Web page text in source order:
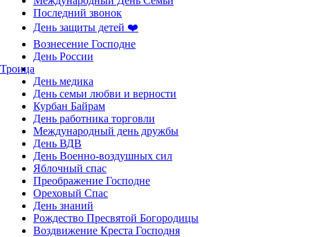
Последний звонок
День защиты детей ❤️
Вознесение Господне
День России
Троица
День медика
День семьи любви и верности
Курбан Байрам
День работника торговли
Международный день дружбы
День ВДВ
День Военно-воздушных сил
Яблочный спас
Преображение Господне
Ореховый Спас
День знаний
Рождество Пресвятой Богородицы
Воздвижение Креста Господня